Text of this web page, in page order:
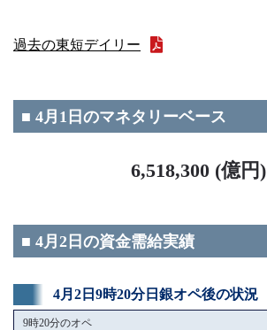
過去の東短デイリー
■ 4月1日のマネタリーベース
6,518,300 (億円)
■ 4月2日の資金需給実績
4月2日9時20分日銀オペ後の状況
9時20分のオペ